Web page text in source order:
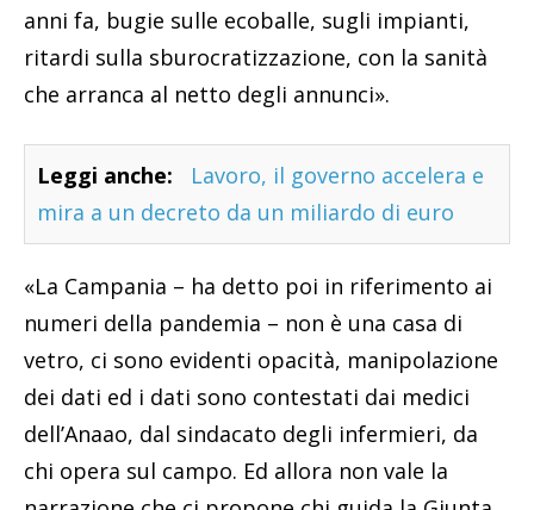
anni fa, bugie sulle ecoballe, sugli impianti,
ritardi sulla sburocratizzazione, con la sanità
che arranca al netto degli annunci».
Leggi anche:
Lavoro, il governo accelera e
mira a un decreto da un miliardo di euro
«La Campania – ha detto poi in riferimento ai
numeri della pandemia – non è una casa di
vetro, ci sono evidenti opacità, manipolazione
dei dati ed i dati sono contestati dai medici
dell’Anaao, dal sindacato degli infermieri, da
chi opera sul campo. Ed allora non vale la